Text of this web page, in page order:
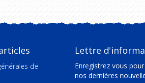
de
Lettre
Enregistrez vous
nos dernières